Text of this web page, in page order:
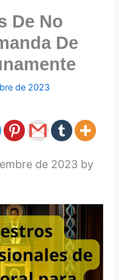
De No
De
de 2023
de 2023 by